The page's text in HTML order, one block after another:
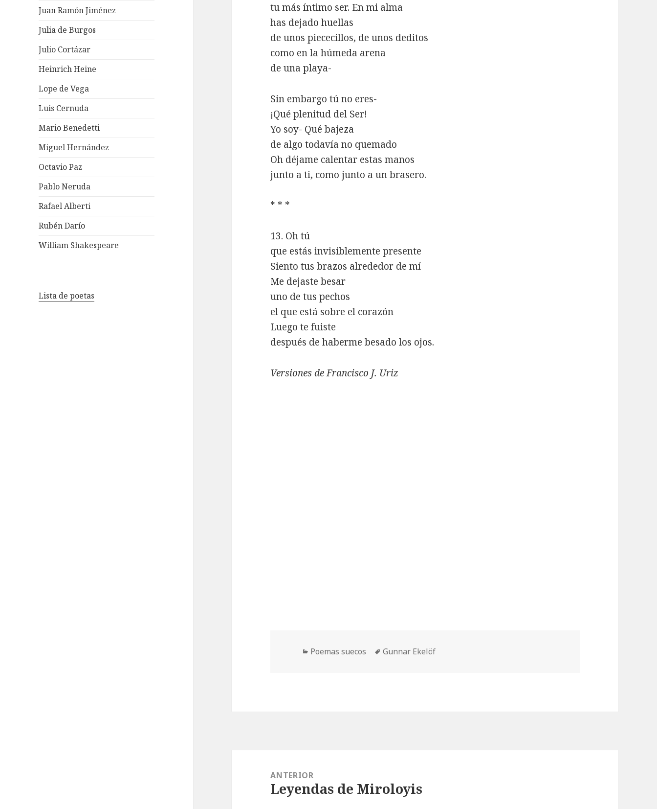
Juan Ramón Jiménez
Julia de Burgos
Julio Cortázar
Heinrich Heine
Lope de Vega
Luis Cernuda
Mario Benedetti
Miguel Hernández
Octavio Paz
Pablo Neruda
Rafael Alberti
Rubén Darío
William Shakespeare
Lista de poetas
tu más íntimo ser. En mi alma
has dejado huellas
de unos piececillos, de unos deditos
como en la húmeda arena
de una playa-
Sin embargo tú no eres-
¡Qué plenitud del Ser!
Yo soy- Qué bajeza
de algo todavía no quemado
Oh déjame calentar estas manos
junto a ti, como junto a un brasero.
* * *
13. Oh tú
que estás invisiblemente presente
Siento tus brazos alrededor de mí
Me dejaste besar
uno de tus pechos
el que está sobre el corazón
Luego te fuiste
después de haberme besado los ojos.
Versiones de Francisco J. Uriz
Categorías
Poemas suecos Etiquetas
Gunnar Ekelöf
entradas
ANTERIOR
Entrada
Leyendas de Miroloyis